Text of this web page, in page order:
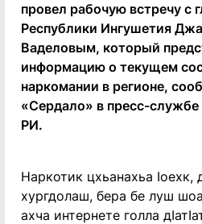
провел рабочую встречу с
Республики Ингушетия
Ваделовым, который
информацию о текущем
наркомании в регионе,
«Сердало» в пресс-
РИ.
Наркотик цхьанахьа Iоехк,
хургдолаш, бера бе луш
ахча интернете голла